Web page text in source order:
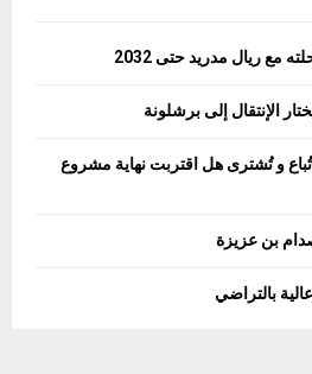
مع ريال مدريد حتى 2032
الإنتقال إلى برشلونة
و تُشترى هل اقتربت نهاية مشروع
بن عزيزة
بالتراضي